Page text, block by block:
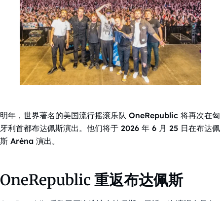
明年，世界著名的美国流行摇滚乐队 OneRepublic 将再次在匈
牙利首都布达佩斯演出。他们将于 2026 年 6 月 25 日在布达佩
斯 Aréna 演出。
OneRepublic 重返布达佩斯